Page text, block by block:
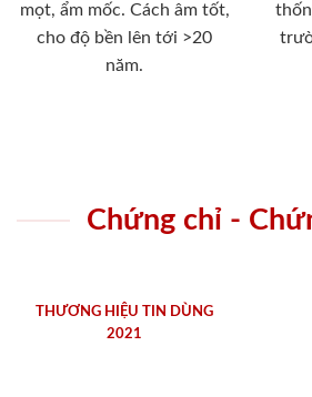
mọt, ẩm mốc. Cách âm tốt,
cho độ bền lên tới >20
năm.
Chứng chỉ -
THƯƠNG HIỆU TIN DÙNG
2021